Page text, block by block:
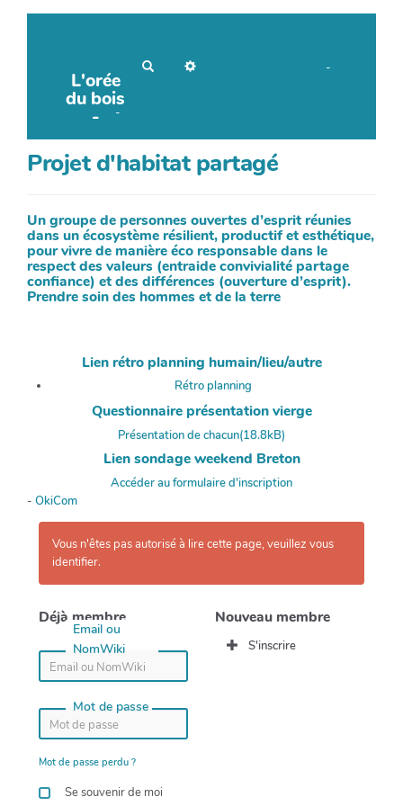
L'orée
du bois
-
OkiCom -
R
e
r
-
Projet d'habitat partagé
Un groupe de personnes ouvertes d’esprit réunies
dans un écosystème résilient, productif et esthétique,
pour vivre de manière éco responsable dans le
respect des valeurs (entraide convivialité partage
confiance) et des différences (ouverture d’esprit).
Prendre soin des hommes et de la terre
Lien rétro planning humain/lieu/autre
Rétro planning
Questionnaire présentation vierge
Présentation de chacun(18.8kB)
Lien sondage weekend Breton
Accéder au formulaire d'inscription
- OkiCom
Vous n'êtes pas autorisé à lire cette page, veuillez vous
identifier.
Déjà membre
Email ou
NomWiki
Mot de passe
Mot de passe perdu ?
Se souvenir de moi
Nouveau membre
S'inscrire